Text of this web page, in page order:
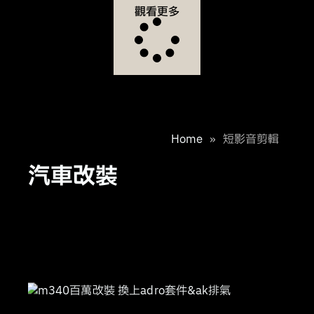
觀看更多
Home » 短影音剪輯
汽車改裝